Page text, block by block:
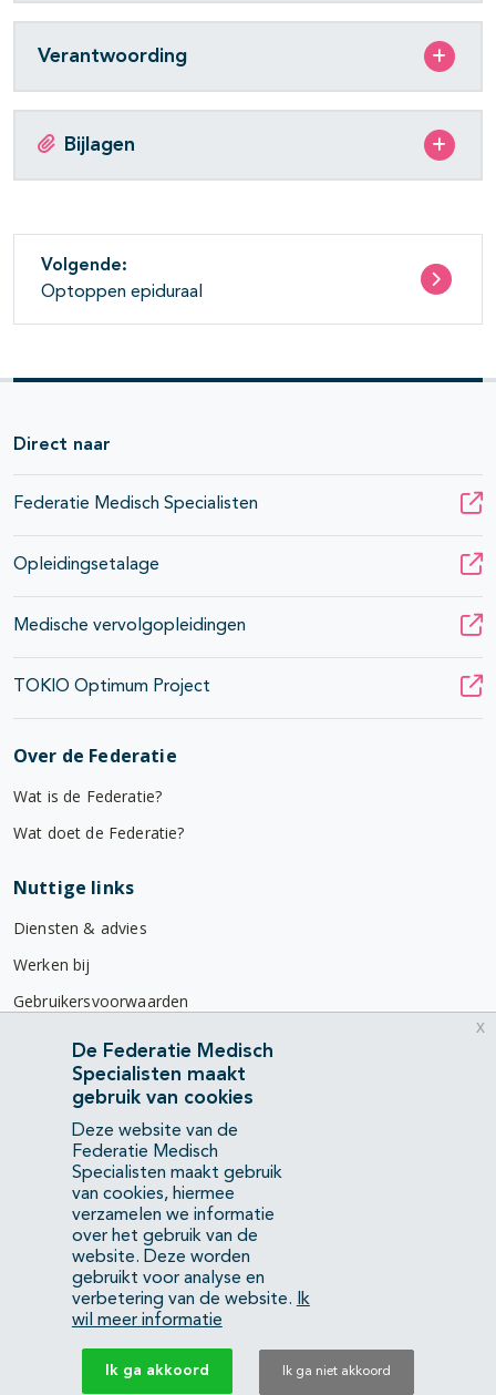
Verantwoording
Bijlagen
Volgende:
Optoppen epiduraal
Direct naar
Federatie Medisch Specialisten
Opleidingsetalage
Medische vervolgopleidingen
TOKIO Optimum Project
Over de Federatie
Wat is de Federatie?
Wat doet de Federatie?
Nuttige links
Diensten & advies
Werken bij
Gebruikersvoorwaarden
Privacyverklaring
Contact
Mercatorlaan 1200
3528 BL Utrecht
(088) 505 34 34
info@richtlijnendatabase.nl
YouTubeLinkedIn
KvK Federatie Medisch Specialisten:40483480
De Federatie Medisch
Specialisten maakt
gebruik van cookies
Deze website van de
Federatie Medisch
Specialisten maakt gebruik
van cookies, hiermee
verzamelen we informatie
over het gebruik van de
website. Deze worden
gebruikt voor analyse en
verbetering van de website.
Ik
wil meer informatie
Ik ga akkoord Ik ga niet akkoord
x